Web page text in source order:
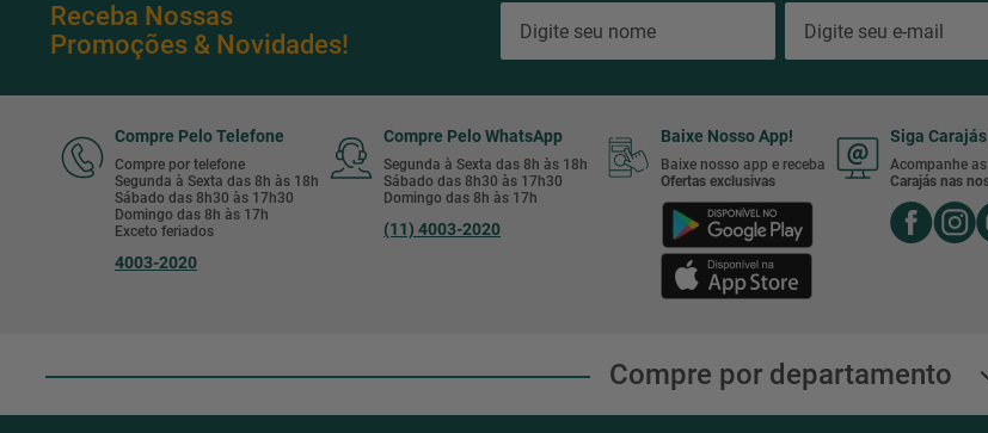
Receba Nossas
Promoções & Novidades!
Compre Pelo Telefone
Compre por telefone
Segunda à Sexta das 8h às 18h
Sábado das 8h30 às 17h30
Domingo das 8h às 17h
Exceto feriados
4003-2020
Compre Pelo WhatsApp
Segunda à Sexta das 8h às 18h
Sábado das 8h30 às 17h30
Domingo das 8h às 17h
(11) 4003-2020
Baixe Nosso App!
Baixe nosso app e receba
Ofertas exclusivas
Siga
Acompanhe
Carajás nas
Compre por departamento